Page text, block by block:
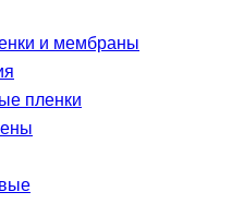
и мембраны
пленки